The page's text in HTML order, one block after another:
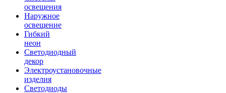
освещения
Наружное
освещение
Гибкий
неон
Светодиодный
декор
Электроустановочные
изделия
Светодиоды